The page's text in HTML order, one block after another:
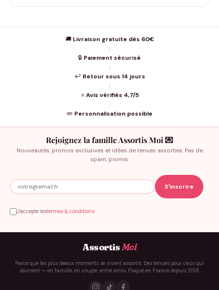
🚚 Livraison gratuite dès 60€
|
🔒 Paiement sécurisé
|
↩️ Retour sous 14 jours
|
⭐Avis vérifiés 4,7/5
|
✏️ Personnalisation possible
Rejoignez la famille Assortis Moi 💌
Nouveautés, promos exclusives et idées de tenues assorties. Pas de
spam, promis.
J'accepte lestermes & conditions
AssortisMoi
Parce que les plus beaux moments se vivent assortis. Des tenues pour ceux qui
s'aiment — en famille, en couple, entre amis. Floqué en France depuis 2018.